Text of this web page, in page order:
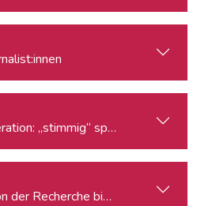
„stimmig“ sprechen
der Recherche bis zur